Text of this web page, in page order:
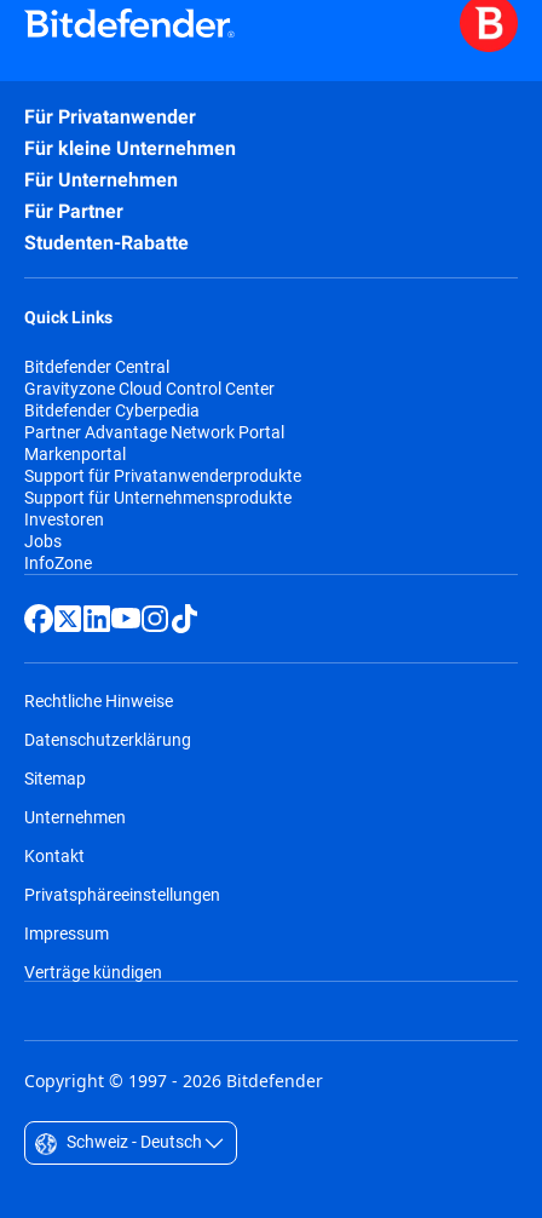
Für Privatanwender
Für kleine Unternehmen
Für Unternehmen
Für Partner
Studenten-Rabatte
Quick Links
Bitdefender Central
Gravityzone Cloud Control Center
Bitdefender Cyberpedia
Partner Advantage Network Portal
Markenportal
Support für Privatanwenderprodukte
Support für Unternehmensprodukte
Investoren
Jobs
InfoZone
Rechtliche Hinweise
Datenschutzerklärung
Sitemap
Unternehmen
Kontakt
Privatsphäreeinstellungen
Impressum
Verträge kündigen
Copyright © 1997 - 2026 Bitdefender
Schweiz - Deutsch